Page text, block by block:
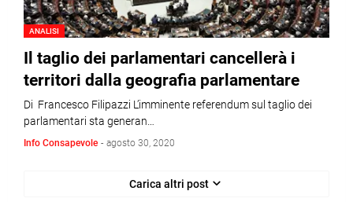
ANALISI
Il taglio dei parlamentari cancellerà i
territori dalla geografia parlamentare
Di Francesco Filipazzi L’imminente referendum sul taglio dei
parlamentari sta generan…
Info Consapevole - agosto 30, 2020
Carica altri post